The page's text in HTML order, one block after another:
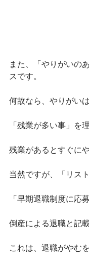
また、「やりがいの
スです。
何故なら、やりがい
「残業が多い事」を
残業があるとすぐに
当然ですが、「リス
「早期退職制度に応
倒産による退職と記
これは、退職がやむ